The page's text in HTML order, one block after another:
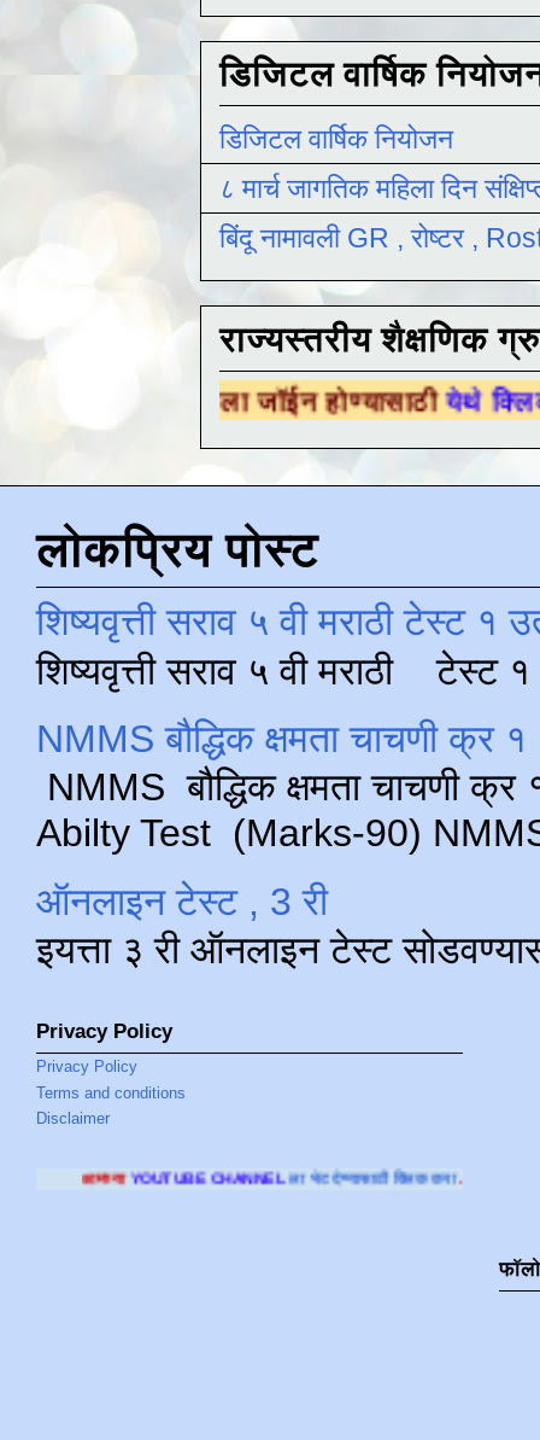
डिजिटल वार्षिक
डिजिटल वार्षिक नियोजन
८ मार्च जागतिक महिला दिन
बिंदू नामावली GR , रोष्टर ,
राज्यस्तरीय शैक्षणिक
ग्रुपला जॉईन होण्यासाठीयेथे क्लिक करा .
लोकप्रिय पोस्ट
शिष्यवृत्ती सराव ५ वी मराठी टेस्ट १
शिष्यवृत्ती सराव ५ वी मराठी टेस्ट
NMMS बौद्धिक क्षमता चाचणी क्र
NMMS बौद्धिक क्षमता चाचणी
Abilty Test (Marks-90) NMMS
ऑनलाइन टेस्ट , 3 री
इयत्ता ३ री ऑनलाइन टेस्ट
Privacy Policy
Privacy Policy
Terms and conditions
Disclaimer
CHANNELला भेट देण्यासाठी क्लिक करा.